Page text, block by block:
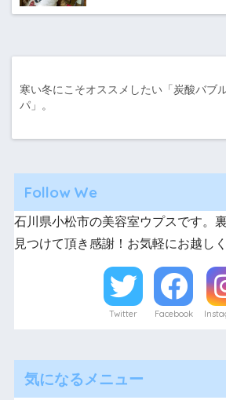
寒い冬にこそオススメしたい「炭酸バブ
パ」。
Follow We
石川県小松市の美容室ウプスです。
見つけて頂き感謝！お気軽にお越し
Twitter Facebook
気になるメニュー